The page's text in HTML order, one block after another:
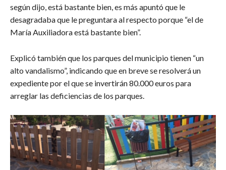
según dijo, está bastante bien, es más apuntó que le
desagradaba que le preguntara al respecto porque “el de
María Auxiliadora está bastante bien”.
Explicó también que los parques del municipio tienen “un
alto vandalismo”, indicando que en breve se resolverá un
expediente por el que se invertirán 80.000 euros para
arreglar las deficiencias de los parques.